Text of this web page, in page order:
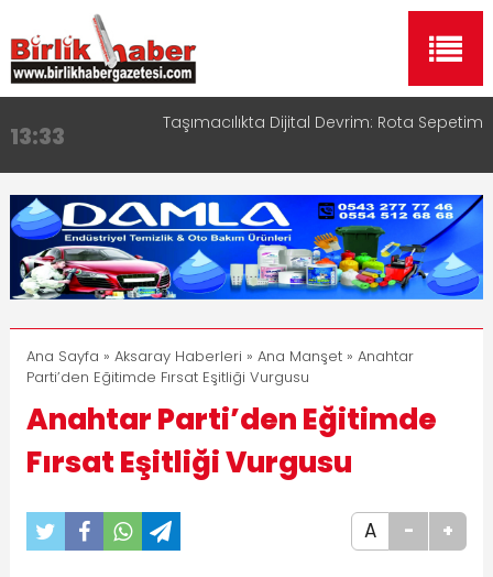
17:15
Aksaray OSB Bölge Müdürü Makam Koltuğunu
16:00
Aksaray Esnaf Rehberi ile Google ve Yapay Zeka
Aramalarında Öne Çıkın
8:23 Aksaray Esnaf Rehberi Hizmete Girdi
11:30
Birlikhaber.com Yayın Hayatına Başladı | Hızlı ve
Akıllı Haber Platformu
13:33 Taşımacılıkta Dijital Devrim: Rota Sepetim
Ana Sayfa » Aksaray Haberleri » Ana Manşet» Anahtar
Parti’den Eğitimde Fırsat Eşitliği Vurgusu
Anahtar Parti’den Eğitimde
Fırsat Eşitliği Vurgusu
A - +